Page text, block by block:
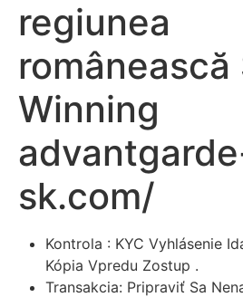
regiunea
Winning
sk.com/
Kontrola : KYC Vyhlásenie
Kópia Vpredu Zostup .
Transakcia: Pripraviť Sa